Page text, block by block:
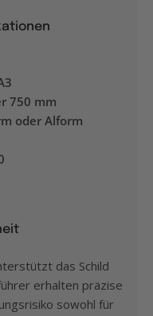
750 mm
oder Alform
das Schild
erhalten präzise
sowohl für